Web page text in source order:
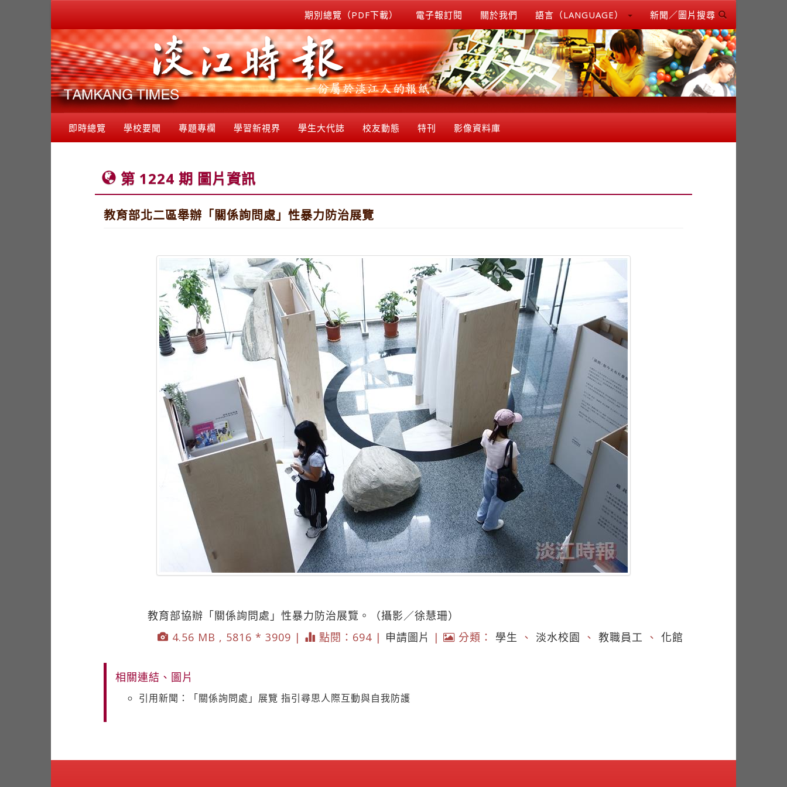
期別總覽（PDF下載） 電子報訂閱 關於我們 語言（LANGUAGE） 新聞／圖片搜尋
即時總覽 學校要聞 專題專欄 學習新視界 學生大代誌 校友動態 特刊 影像資料庫
第 1224 期 圖片資訊
教育部北二區舉辦「關係詢問處」性暴力防治展覽
教育部協辦「關係詢問處」性暴力防治展覽。（攝影／徐慧珊）
4.56 MB , 5816 * 3909 |
點閱：694 | 申請圖片 | 分類： 學生 、 淡水校園 、 教職員工 、 化館
相關連結、圖片
引用新聞：「關係詢問處」展覽 指引尋思人際互動與自我防護